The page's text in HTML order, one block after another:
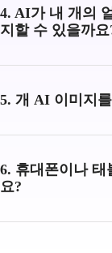
4. AI가 내 개의
지할 수 있을까요
5. 개 AI 이미지
6. 휴대폰이나 태
요?